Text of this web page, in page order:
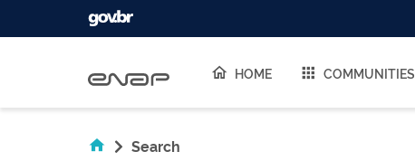
HOME COMMUNITIES
Search